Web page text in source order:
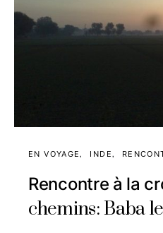
EN VOYAGE INDE
Rencontre à la
chemins: Baba